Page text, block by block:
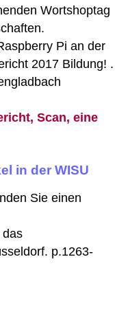
Wortshoptag
Pi an der
2017 Bildung! .
Scan, eine
in der WISU
Sie einen
das
p.1263-